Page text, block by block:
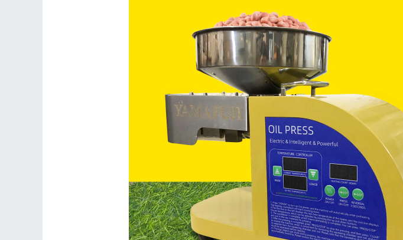
2.3 Thiết kế inox cao cấp, bền đẹp và đảm bảo an toàn vệ sinh
2.4 Tiện lợi và an toàn cho người dùng
Bước 3: Bắt đầu ép dầu